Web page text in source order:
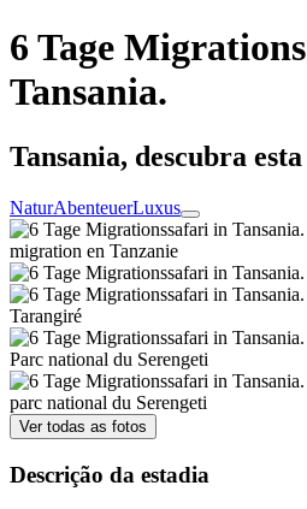
6 Tage
Tansania.
Tansania, descubra
NaturAbenteuerLuxus
Ver todas as fotos
Descrição da estadia